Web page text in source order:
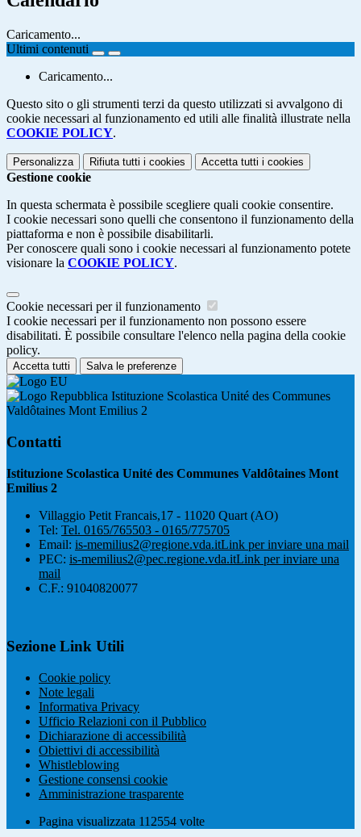
Caricamento...
Ultimi contenuti
Caricamento...
Questo sito o gli strumenti terzi da questo utilizzati si avvalgono di
cookie necessari al funzionamento ed utili alle finalità illustrate nella
COOKIE POLICY.
Personalizza Rifiuta tutti i cookies Accetta tutti i cookies
Gestione cookie
In questa schermata è possibile scegliere quali cookie consentire.
I cookie necessari sono quelli che consentono il funzionamento della
piattaforma e non è possibile disabilitarli.
Per conoscere quali sono i cookie necessari al funzionamento potete
visionare la COOKIE POLICY.
Cookie necessari per il funzionamento
I cookie necessari per il funzionamento non possono essere
disabilitati. È possibile consultare l'elenco nella pagina della cookie
policy.
Accetta tutti Salva le preferenze
Istituzione Scolastica Unité des Communes
Valdôtaines Mont Emilius 2
Contatti
Istituzione Scolastica Unité des Communes Valdôtaines Mont
Emilius 2
Villaggio Petit Francais,17 - 11020 Quart (AO)
Tel: Tel. 0165/765503 - 0165/775705
Email: is-memilius2@regione.vda.itLink per inviare una mail
PEC: is-memilius2@pec.regione.vda.itLink per inviare una
mail
C.F.: 91040820077
Sezione Link Utili
Cookie policy
Note legali
Informativa Privacy
Ufficio Relazioni con il Pubblico
Dichiarazione di accessibilità
Obiettivi di accessibilità
Whistleblowing
Gestione consensi cookie
Amministrazione trasparente
Pagina visualizzata 112554 volte